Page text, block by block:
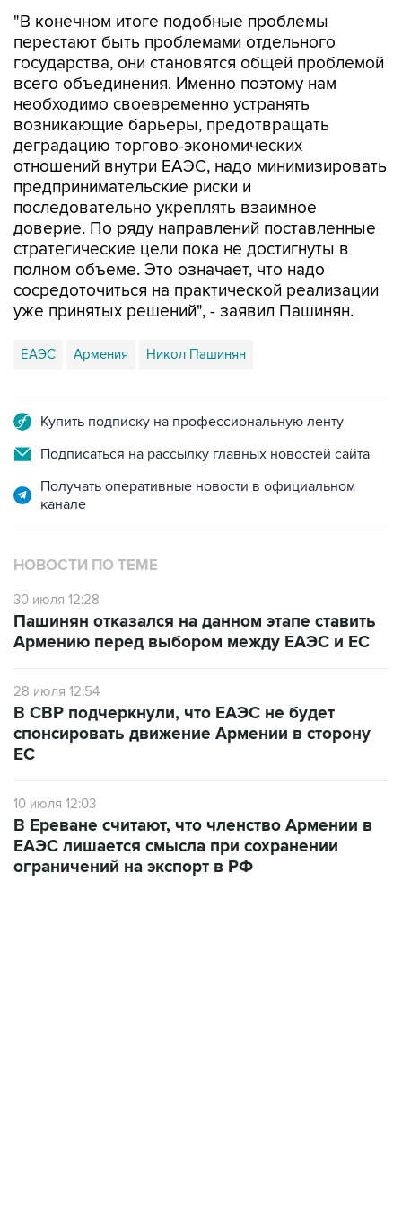
"В конечном итоге подобные проблемы
перестают быть проблемами отдельного
государства, они становятся общей проблемой
всего объединения. Именно поэтому нам
необходимо своевременно устранять
возникающие барьеры, предотвращать
деградацию торгово-экономических
отношений внутри ЕАЭС, надо минимизировать
предпринимательские риски и
последовательно укреплять взаимное
доверие. По ряду направлений поставленные
стратегические цели пока не достигнуты в
полном объеме. Это означает, что надо
сосредоточиться на практической реализации
уже принятых решений", - заявил Пашинян.
ЕАЭС Армения Никол Пашинян
Купить подписку на профессиональную ленту
Подписаться на рассылку главных новостей сайта
Получать оперативные новости в официальном
канале
НОВОСТИ ПО ТЕМЕ
30 июля 12:28
Пашинян отказался на данном этапе ставить
Армению перед выбором между ЕАЭС и ЕС
28 июля 12:54
В СВР подчеркнули, что ЕАЭС не будет
спонсировать движение Армении в сторону
ЕС
10 июля 12:03
В Ереване считают, что членство Армении в
ЕАЭС лишается смысла при сохранении
ограничений на экспорт в РФ